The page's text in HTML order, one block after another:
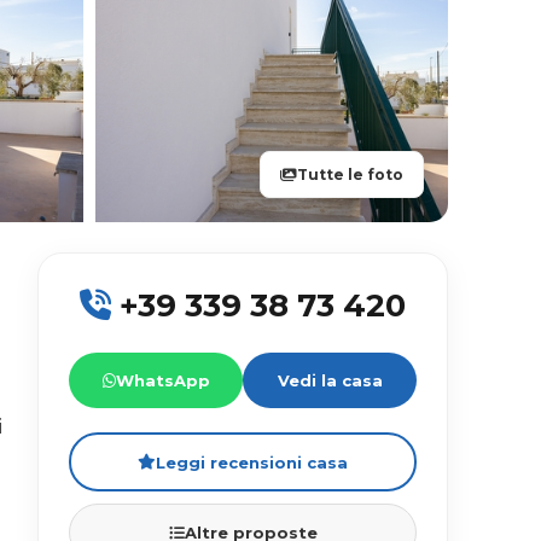
Tutte le foto
+39 339 38 73 420
WhatsApp Vedi la casa
Leggi recensioni casa
Altre proposte